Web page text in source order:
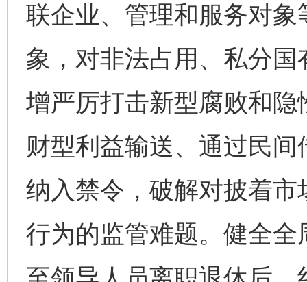
联企业、管理和服务对
象，对非法占用、私分
增严厉打击新型腐败和
财型利益输送、通过民
纳入禁令，破解对披着
行为的监管难题。健全